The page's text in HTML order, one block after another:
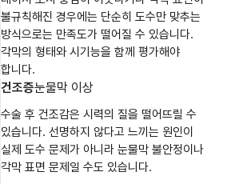
불규칙해진 경우에는 단순히 도수만 맞추는
방식으로는 만족도가 떨어질 수 있습니다.
각막의 형태와 시기능을 함께 평가해야
합니다.
건조증눈물막 이상
수술 후 건조감은 시력의 질을 떨어뜨릴 수
있습니다. 선명하지 않다고 느끼는 원인이
실제 도수 문제가 아니라 눈물막 불안정이나
각막 표면 문제일 수도 있습니다.